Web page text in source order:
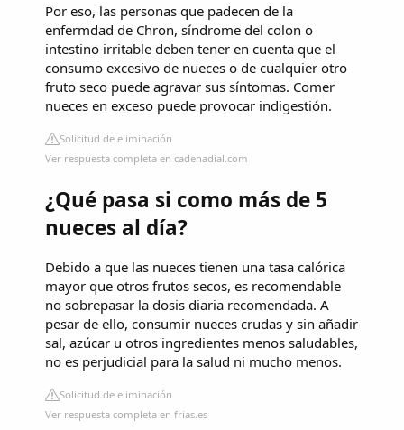
Por eso, las personas que padecen de la
enfermdad de Chron, síndrome del colon o
intestino irritable deben tener en cuenta que el
consumo excesivo de nueces o de cualquier otro
fruto seco puede agravar sus síntomas. Comer
nueces en exceso puede provocar indigestión.
Solicitud de eliminación
Ver respuesta completa en cadenadial.com
¿Qué pasa si como más de 5
nueces al día?
Debido a que las nueces tienen una tasa calórica
mayor que otros frutos secos, es recomendable
no sobrepasar la dosis diaria recomendada. A
pesar de ello, consumir nueces crudas y sin añadir
sal, azúcar u otros ingredientes menos saludables,
no es perjudicial para la salud ni mucho menos.
Solicitud de eliminación
Ver respuesta completa en frias.es